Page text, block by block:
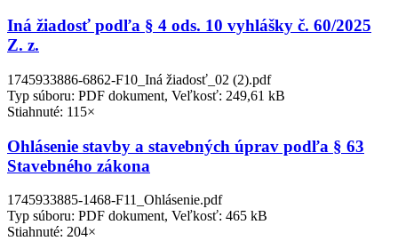
Iná žiadosť podľa § 4 ods. 10 vyhlášky č. 60/2025
Z. z.
1745933886-6862-F10_Iná žiadosť_02 (2).pdf
Typ súboru: PDF dokument, Veľkosť: 249,61 kB
Stiahnuté: 115×
Ohlásenie stavby a stavebných úprav podľa § 63
Stavebného zákona
1745933885-1468-F11_Ohlásenie.pdf
Typ súboru: PDF dokument, Veľkosť: 465 kB
Stiahnuté: 204×